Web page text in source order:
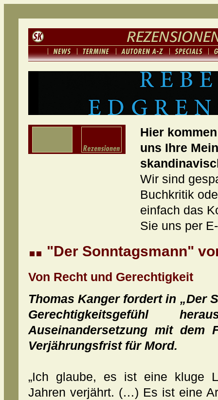
Hier
uns Ihre
Wir sind
Buchkritik
einfach das
Sie uns per
"Der Sonntagsmann"
Von Recht und Gerechtigkeit
Thomas Kanger fordert in „Der
Gerechtigkeitsgefühl
Auseinandersetzung mit dem
Verjährungsfrist für Mord.
„Ich glaube, es ist eine kluge
Jahren verjährt. (…) Es ist eine